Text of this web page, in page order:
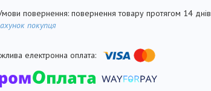
повернення товару протягом 14 днів
покупця